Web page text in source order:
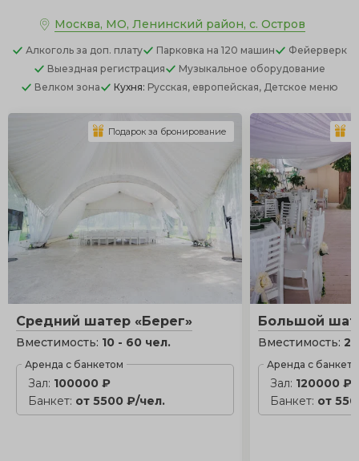
Москва, МО, Ленинский район, с. Остров
Алкоголь за доп. плату Парковка на 120 машин
Фейерверк
Выездная регистрация
Музыкальное оборудование
Велком зона
Кухня: Русская, европейская, Детское меню
Средний шатер «Берег»
Вместимость: 10 - 60 чел.
Аренда с банкетом
Зал: 100000 ₽
Банкет: от 5500 ₽/чел.
Подарок за бронирование
Большой
Вместимость:
Аренда с
Зал: 120000 ₽
Банкет: от